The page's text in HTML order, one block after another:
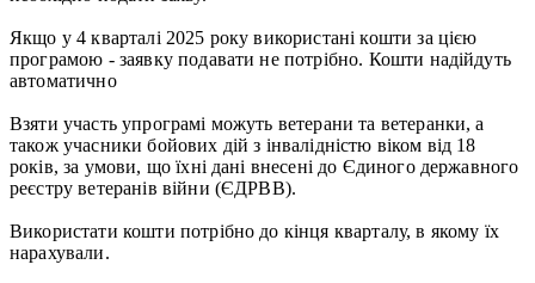
Якщо у 4 кварталі 2025 року використані кошти за цією
програмою - заявку подавати не потрібно. Кошти надійдуть
автоматично
Взяти участь упрограмі можуть ветерани та ветеранки, а
також учасники бойових дій з інвалідністю віком від 18
років, за умови, що їхні дані внесені до Єдиного державного
реєстру ветеранів війни (ЄДРВВ).
Використати кошти потрібно до кінця кварталу, в якому їх
нарахували.